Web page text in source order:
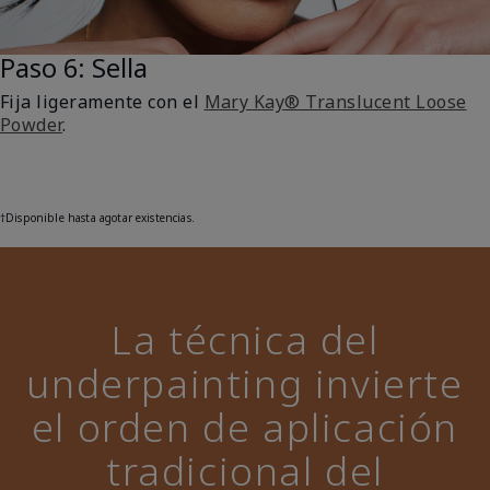
Paso 6: Sella
Fija ligeramente con el Mary Kay® Translucent Loose
Powder.
†Disponible hasta agotar existencias.
La técnica del
underpainting invierte
el orden de aplicación
tradicional del